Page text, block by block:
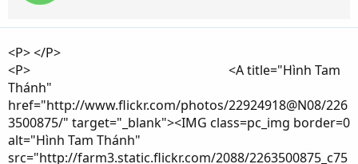
<P> </P>
<P> <A title="Hình Tam
Thánh"
href="http://www.flickr.com/photos/22924918@N08/226
3500875/" target="_blank"><IMG class=pc_img border=0
alt="Hình Tam Thánh"
src="http://farm3.static.flickr.com/2088/2263500875_c75